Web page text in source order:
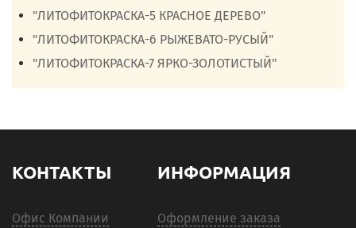
"ЛИТОФИТОКРАСКА-5 КРАСНОЕ ДЕРЕВО"
"ЛИТОФИТОКРАСКА-6 РЫЖЕВАТО-РУСЫЙ"
"ЛИТОФИТОКРАСКА-7 ЯРКО-ЗОЛОТИСТЫЙ"
КОНТАКТЫ
Офис Компании
ИНФОРМАЦИЯ
Оформление заказа